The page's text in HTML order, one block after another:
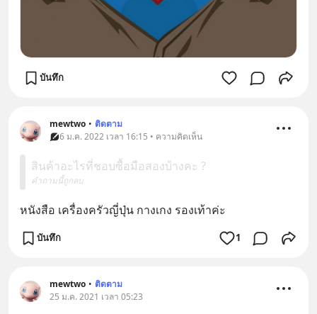
บันทึก
mewtwo • ติดตาม
6 ม.ค. 2022 เวลา 16:15 • ความคิดเห็น
สินค้าอะไรที่ชอบซื้อมือสองบ้างคะ ?
คำถามนี้ถูกลบ
หนังสือ เครื่องครัวญี่ปุ่น กางเกง รองเท้าค่ะ
บันทึก 1
mewtwo • ติดตาม
25 ม.ค. 2021 เวลา 05:23